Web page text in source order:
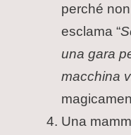
perché
esclama “
una gara
macchina
Una